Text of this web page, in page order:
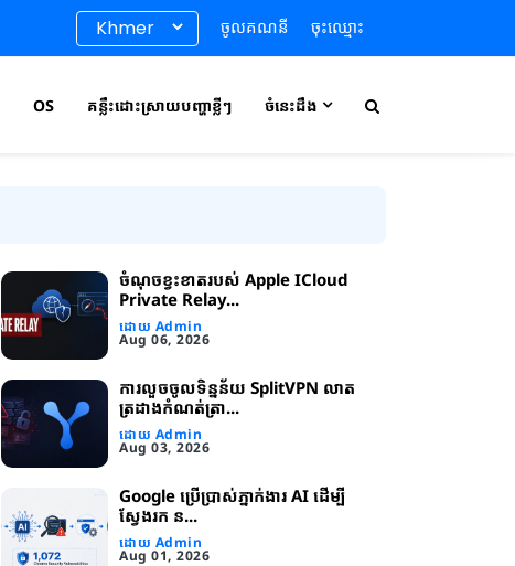
ចូលគណនី ចុះឈ្មោះ
OS គន្លឹះដោះស្រាយបញ្ហាខ្លីៗ ចំនេះដឹង
ចំណុចខ្វះខាត​របស់ Apple ICloud
Private Relay...
ដោយ Admin
Aug 06, 2026
ការលួចចូលទិន្នន័យ SplitVPN លាត
ត្រដាងកំណត់ត្រា...
ដោយ Admin
Aug 03, 2026
Google ប្រើប្រាស់ភ្នាក់ងារ AI ដើម្បី
ស្វែងរក ន...
ដោយ Admin
Aug 01, 2026